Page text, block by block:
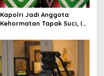
Kapolri Jadi Anggota
Kehormatan Tapak Suci, Ini